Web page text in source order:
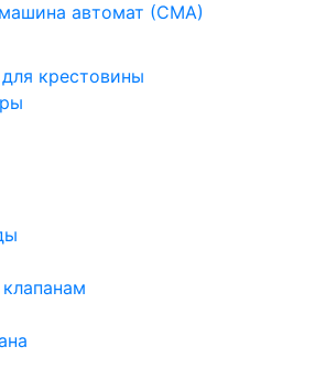
автомат (СМА)
крестовины